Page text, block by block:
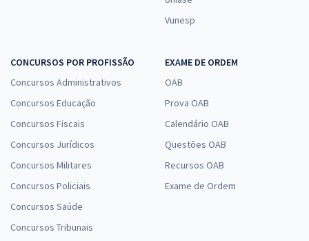
Vunesp
CONCURSOS POR PROFISSÃO
Concursos Administrativos
Concursos Educação
Concursos Fiscais
Concursos Jurídicos
Concursos Militares
Concursos Policiais
Concursos Saúde
Concursos Tribunais
EXAME DE ORDEM
OAB
Prova OAB
Calendário OAB
Questões OAB
Recursos OAB
Exame de Ordem